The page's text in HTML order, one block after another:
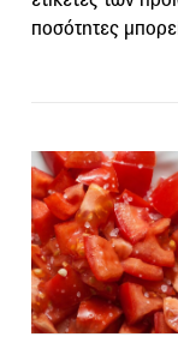
ποσότητες